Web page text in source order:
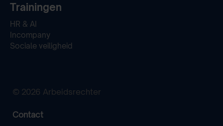
Trainingen
HR & AI
Incompany
Sociale veiligheid
© 2026 Arbeidsrechter
Contact